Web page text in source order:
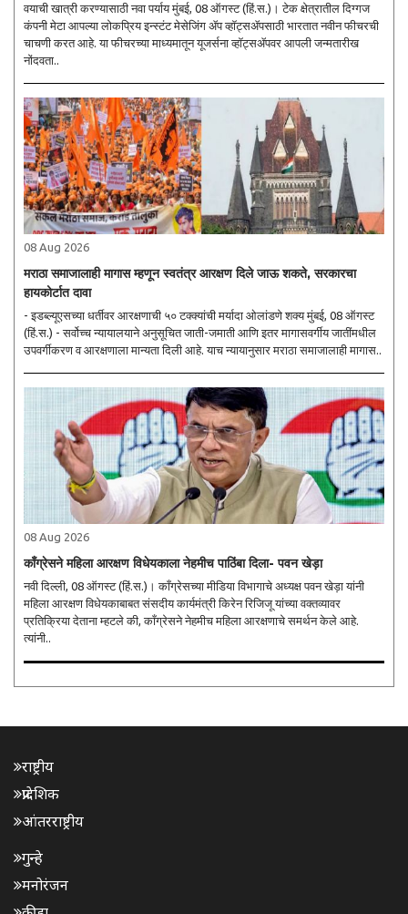
वयाची खात्री करण्यासाठी नवा पर्याय मुंबई, 08 ऑगस्ट (हिं.स.)। टेक क्षेत्रातील दिग्गज
कंपनी मेटा आपल्या लोकप्रिय इन्स्टंट मेसेजिंग ॲप व्हॉट्सॲपसाठी भारतात नवीन फीचरची
चाचणी करत आहे. या फीचरच्या माध्यमातून यूजर्सना व्हॉट्सॲपवर आपली जन्मतारीख
नोंदवता..
08 Aug 2026
मराठा समाजालाही मागास म्हणून स्वतंत्र आरक्षण दिले जाऊ शकते, सरकारचा
हायकोर्टात दावा
- इडब्ल्यूएसच्या धर्तीवर आरक्षणाची ५० टक्क्यांची मर्यादा ओलांडणे शक्य मुंबई, 08 ऑगस्ट
(हिं.स.) - सर्वोच्च न्यायालयाने अनुसूचित जाती-जमाती आणि इतर मागासवर्गीय जातींमधील
उपवर्गीकरण व आरक्षणाला मान्यता दिली आहे. याच न्यायानुसार मराठा समाजालाही मागास..
08 Aug 2026
काँग्रेसने महिला आरक्षण विधेयकाला नेहमीच पाठिंबा दिला- पवन खेड़ा
नवी दिल्ली, 08 ऑगस्ट (हिं.स.)। काँग्रेसच्या मीडिया विभागाचे अध्यक्ष पवन खेड़ा यांनी
महिला आरक्षण विधेयकाबाबत संसदीय कार्यमंत्री किरेन रिजिजू यांच्या वक्तव्यावर
प्रतिक्रिया देताना म्हटले की, काँग्रेसने नेहमीच महिला आरक्षणाचे समर्थन केले आहे.
त्यांनी..
राष्ट्रीय
प्रादेशिक
आंतरराष्ट्रीय
गुन्हे
मनोरंजन